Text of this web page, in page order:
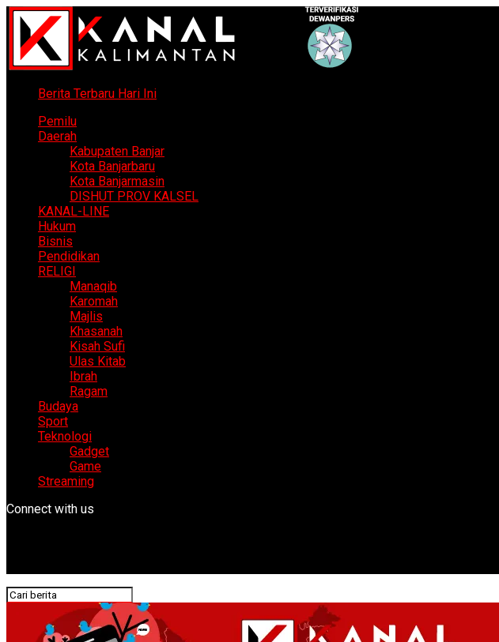
Berita Terbaru Hari Ini
Pemilu
Daerah
Kabupaten Banjar
Kota Banjarbaru
Kota Banjarmasin
DISHUT PROV KALSEL
KANAL-LINE
Hukum
Bisnis
Pendidikan
RELIGI
Manaqib
Karomah
Majlis
Khasanah
Kisah Sufi
Ulas Kitab
Ibrah
Ragam
Budaya
Sport
Teknologi
Gadget
Game
Streaming
Connect with us